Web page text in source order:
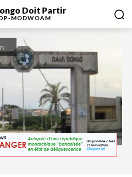
Doit Partir
MODWOAM